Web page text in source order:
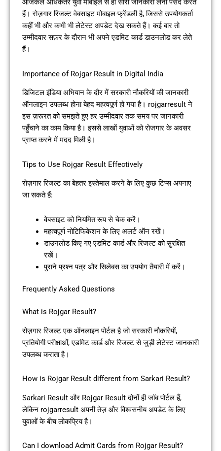
आजकल अधिकतर युवा मोबाइल से ही सारी जानकारी लेना पसंद करते
हैं। रोज़गार रिजल्ट वेबसाइट मोबाइल-फ्रेंडली है, जिससे उपयोगकर्ता
कहीं भी और कभी भी लेटेस्ट अपडेट देख सकते हैं। कई बार तो
उम्मीदवार सफ़र के दौरान भी अपने एडमिट कार्ड डाउनलोड कर लेते
हैं।
Importance of Rojgar Result in Digital India
डिजिटल इंडिया अभियान के दौर में सरकारी नौकरियों की जानकारी
ऑनलाइन उपलब्ध होना बेहद महत्वपूर्ण हो गया है। rojgarresult ने
इस ज़रूरत को समझते हुए हर उम्मीदवार तक समय पर जानकारी
पहुँचाने का काम किया है। इससे लाखों युवाओं को रोजगार के अवसर
प्राप्त करने में मदद मिली है।
Tips to Use Rojgar Result Effectively
रोज़गार रिजल्ट का बेहतर इस्तेमाल करने के लिए कुछ टिप्स अपनाए
जा सकते हैं:
वेबसाइट को नियमित रूप से चेक करें।
महत्वपूर्ण नोटिफिकेशन के लिए अलर्ट ऑन रखें।
डाउनलोड किए गए एडमिट कार्ड और रिजल्ट को सुरक्षित
रखें।
पुराने प्रश्न पत्र और सिलेबस का उपयोग तैयारी में करें।
Frequently Asked Questions
What is Rojgar Result?
रोज़गार रिजल्ट एक ऑनलाइन पोर्टल है जो सरकारी नौकरियों,
प्रतियोगी परीक्षाओं, एडमिट कार्ड और रिजल्ट से जुड़ी लेटेस्ट जानकारी
उपलब्ध कराता है।
How is Rojgar Result different from Sarkari Result?
Sarkari Result और Rojgar Result दोनों ही जॉब पोर्टल हैं,
लेकिन rojgarresult अपनी तेज़ और विश्वसनीय अपडेट के लिए
युवाओं के बीच लोकप्रिय है।
Can I download Admit Cards from Rojgar Result?